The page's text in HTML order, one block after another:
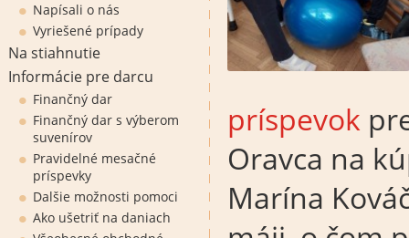
Napísali o nás
Vyriešené prípady
Na stiahnutie
Informácie pre darcu
Finančný dar
Finančný dar s výberom
suvenírov
Pravidelné mesačné
príspevky
Dalšie možnosti pomoci
Ako ušetriť na daniach
príspevok
Oravca na
Marína